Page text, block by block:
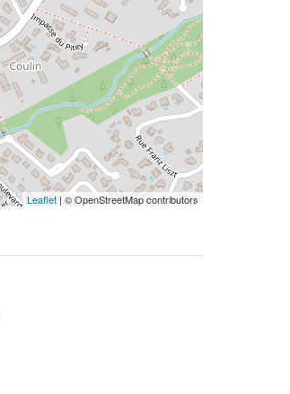
Leaflet | © OpenStreetMap contributors